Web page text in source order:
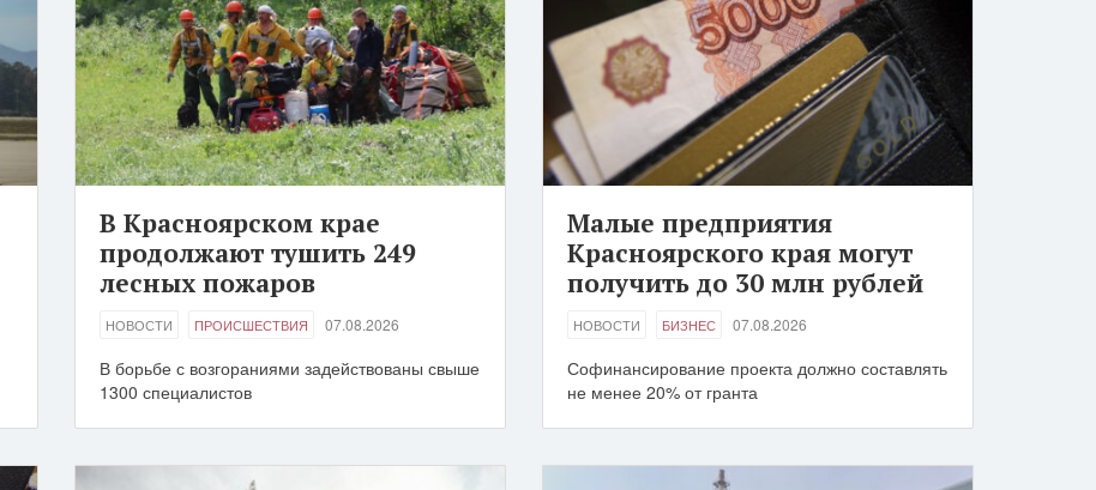
В Красноярском крае
продолжают тушить 249
лесных пожаров
НОВОСТИ ПРОИСШЕСТВИЯ 07.08.2026
В борьбе с возгораниями задействованы свыше
1300 специалистов
Малые предприятия
Красноярского края могут
получить до 30 млн рублей
НОВОСТИ БИЗНЕС 07.08.2026
Софинансирование проекта должно составлять
не менее 20% от гранта